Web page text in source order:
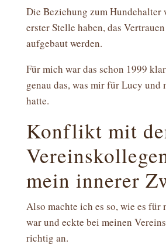
Die Beziehung zum Hundehalter
erster Stelle haben, das
aufgebaut werden.
Für mich war das schon 1999
genau das, was mir für Lucy und
hatte.
Konflikt mit
mein innerer
Also machte ich es so, wie es für
war und eckte bei meinen
richtig an.